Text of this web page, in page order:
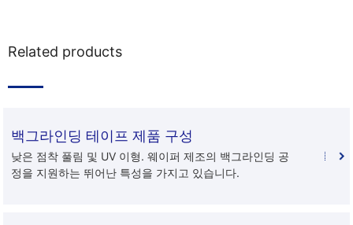
Related products
백그라인딩 테이프 제품 구성
낮은 점착 풀림 및 UV 이형. 웨이퍼 제조의 백그라인딩 공
정을 지원하는 뛰어난 특성을 가지고 있습니다.